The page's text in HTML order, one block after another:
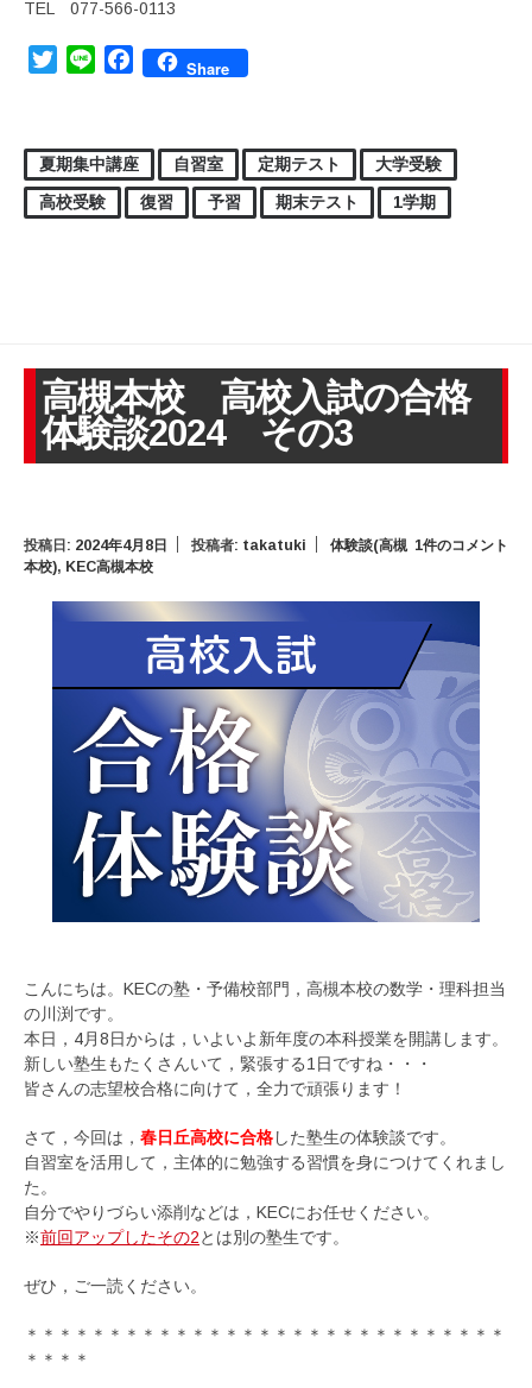
TEL 077-566-0113
TwitterLine FacebookShare
夏期集中講座 自習室 定期テスト
大学受験
高校受験
復習 予習 期末テスト 1学期
高槻本校 高校入試の合格
体験談2024 その3
1件のコメント
投稿日: 2024年4月8日 投稿者: takatuki
体験談(高槻
本校), KEC高槻本校
こんにちは。KECの塾・予備校部門，高槻本校の数学・理科担当
の川渕です。
本日，4月8日からは，いよいよ新年度の本科授業を開講します。
新しい塾生もたくさんいて，緊張する1日ですね・・・
皆さんの志望校合格に向けて，全力で頑張ります！
さて，今回は， 春日丘高校に合格した塾生の体験談です。
自習室を活用して，主体的に勉強する習慣を身につけてくれまし
た。
自分でやりづらい添削などは，KECにお任せください。
※前回アップしたその2とは別の塾生です。
ぜひ，ご一読ください。
＊＊＊＊＊＊＊＊＊＊＊＊＊＊＊＊＊＊＊＊＊＊＊＊＊＊＊＊＊
＊＊＊＊